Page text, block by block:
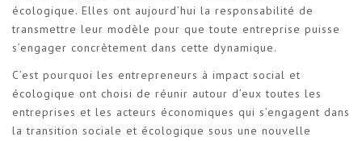
écologique. Elles ont aujourd’hui la responsabilité de
transmettre leur modèle pour que toute entreprise puisse
s’engager concrètement dans cette dynamique.
C’est pourquoi les entrepreneurs à impact social et
écologique ont choisi de réunir autour d’eux toutes les
entreprises et les acteurs économiques qui s’engagent dans
la transition sociale et écologique sous une nouvelle